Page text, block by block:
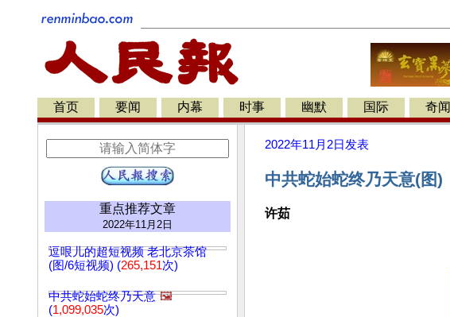
首页 要闻 内幕 时事 幽默 国际 奇闻
重点推荐文章
2022年11月2日
逗哏儿的超短视频 老北京茶馆
(图/6短视频) (265,151次)
中共蛇始蛇终乃天意 🖼️
(1,099,035次)
2022年11月2日 发表
中共蛇始蛇终乃天意(图)
许茹